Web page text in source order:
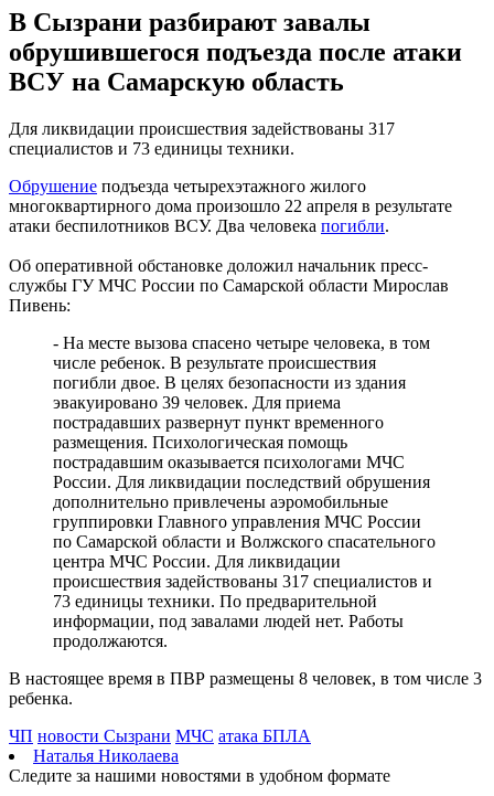
09.08.2026 | 21:32
В Тольятти восстановили движение на дорогах после падения
деревьев
09.08.2026 | 21:04
Персеиды и парад планет: какие астрономические явления
произойдут в августе
09.08.2026 | 20:59
В России могут сократить срок оплаты штрафов для авто с
иностранными номерами
09.08.2026 | 20:11
В Москве открыли фотовыставку о Самарской области
09.08.2026 | 20:06
Поддержка предпринимателей, авиационный кластер и День
строителя. Спецрепортаж
09.08.2026 | 20:00
Самарцев предупредили о временных перебоях с
водоснабжением
09.08.2026 | 19:26
Жителей Самарской области предупредили о тумане и
порывистом ветре 10 августа
09.08.2026 | 19:23
Упало более 30 деревьев: в Самаре 9 августа устраняют
последствия непогоды
09.08.2026 | 19:12
Поваленные деревья и оборванные провода: Вячеслав
Федорищев рассказал о последствиях непогоды
09.08.2026 | 18:18
Пенсионерка из Ставропольского района потеряла 650 тысяч
рублей из-за аферистов
09.08.2026 | 16:40
Вернут деньги: мошенники обманули пенсионерку из Самары
на 950 тысяч рублей
09.08.2026 | 16:38
Из-за непогоды в Тольятти усилили работу аварийных служб
09.08.2026 | 15:35
адресов
09.08.2026 | 15:31
Нападающий КС рассказал об игре команды с новым
В Сызрани разбирают завалы
обрушившегося подъезда после атаки
ВСУ на Самарскую область
Для ликвидации происшествия задействованы 317
специалистов и 73 единицы техники.
Обрушение подъезда четырехэтажного жилого
многоквартирного дома произошло 22 апреля в результате
атаки беспилотников ВСУ. Два человека погибли.
Об оперативной обстановке доложил начальник пресс-
службы ГУ МЧС России по Самарской области Мирослав
Пивень:
- На месте вызова спасено четыре человека, в том
числе ребенок. В результате происшествия
погибли двое. В целях безопасности из здания
эвакуировано 39 человек. Для приема
пострадавших развернут пункт временного
размещения. Психологическая помощь
пострадавшим оказывается психологами МЧС
России. Для ликвидации последствий обрушения
дополнительно привлечены аэромобильные
группировки Главного управления МЧС России
по Самарской области и Волжского спасательного
центра МЧС России. Для ликвидации
происшествия задействованы 317 специалистов и
73 единицы техники. По предварительной
информации, под завалами людей нет. Работы
продолжаются.
В настоящее время в ПВР размещены 8 человек, в том числе 3
ребенка.
ЧП новости Сызрани МЧС атака БПЛА
Наталья Николаева
Следите за нашими новостями в удобном формате